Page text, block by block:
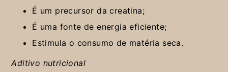
É um precursor da creatina;
É uma fonte de energia eficiente;
Estimula o consumo de matéria seca.
Aditivo nutricional